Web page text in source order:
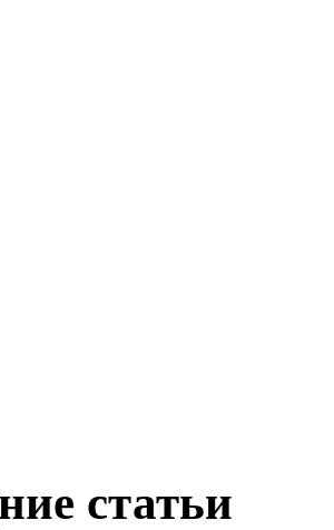
статьи